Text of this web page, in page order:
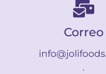
Correo
.